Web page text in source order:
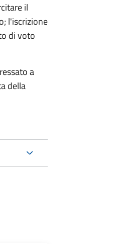
il
l'iscrizione
di voto
a
della